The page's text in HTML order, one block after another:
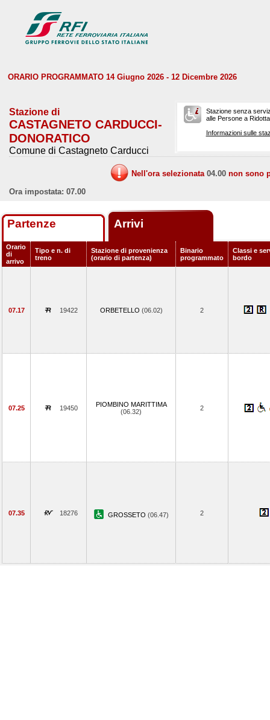
ORARIO PROGRAMMATO 14 Giugno 2026 - 12 Dicembre 2026
Stazione di
CASTAGNETO CARDUCCI-
DONORATICO
Comune di Castagneto Carducci
Stazione senza
alle Persone a
Informazioni sulle
Nell'ora selezionata 04.00 non sono
Ora impostata: 07.00
Partenze Arrivi
Orario
di
arrivo
Tipo e n. di
treno
Stazione di provenienza
(orario di partenza)
Binario
programmato
Classi e
bordo
07.17 19422 ORBETELLO (06.02) 2
07.25 19450
PIOMBINO MARITTIMA
(06.32)
2
07.35 18276 GROSSETO (06.47) 2